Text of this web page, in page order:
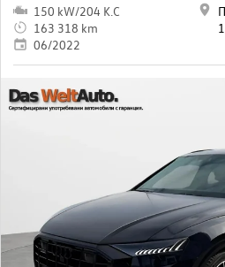
150 kW/204 K.C
163 318 km
06/2022